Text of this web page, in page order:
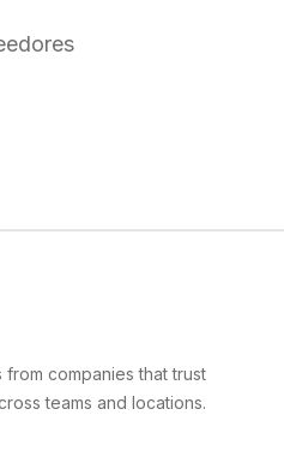
companies that trust
teams and locations.